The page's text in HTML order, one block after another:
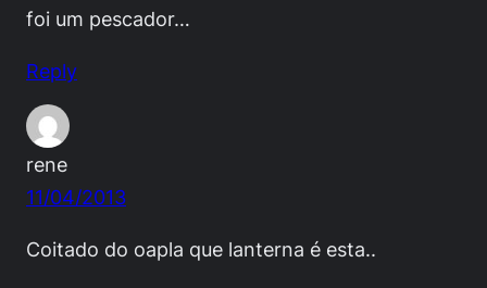
foi um pescador…
Reply
rene
11/04/2013
Coitado do oapla que lanterna é esta..